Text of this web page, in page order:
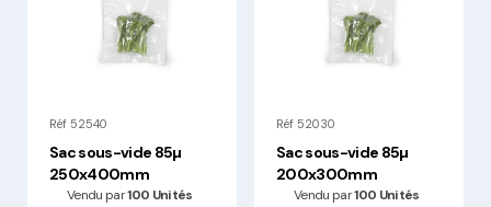
Réf 52540
Sac sous-vide 85µ
250x400mm
Vendu par100 Unités
Réf 52030
Sac sous-vide 85µ
200x300mm
Vendu par100 Unités